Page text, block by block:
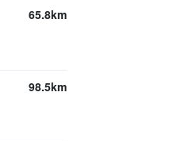
65.8km
98.5km